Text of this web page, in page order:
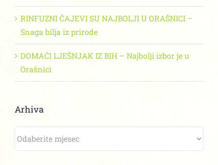
RINFUZNI ČAJEVI SU NAJBOLJI U ORAŠNICI –
Snaga bilja iz prirode
DOMAĆI LJEŠNJAK IZ BIH – Najbolji izbor je u
Orašnici
Arhiva